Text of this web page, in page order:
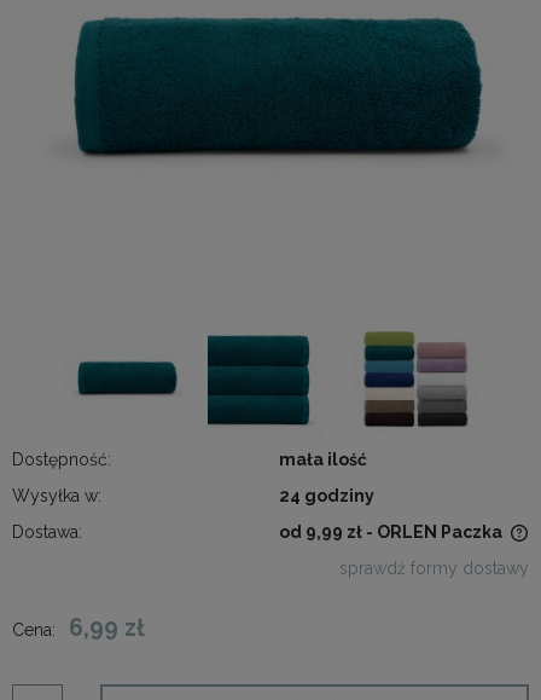
Dostępność:
mała ilość
Wysyłka w:
24 godziny
Dostawa:
od 9,99 zł - ORLEN Paczka
sprawdź formy dostawy
Cena: 6,99 zł